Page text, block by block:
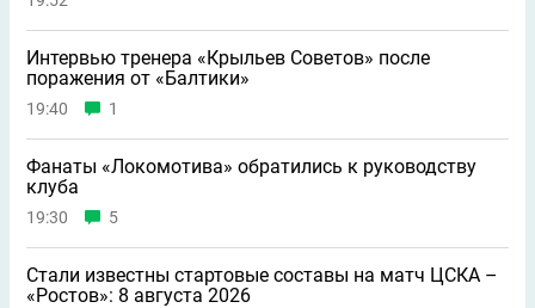
Интервью тренера «Крыльев Советов» после
поражения от «Балтики»
19:40 1
Фанаты «Локомотива» обратились к руководству
клуба
19:30 5
Стали известны стартовые составы на матч ЦСКА –
«Ростов»: 8 августа 2026